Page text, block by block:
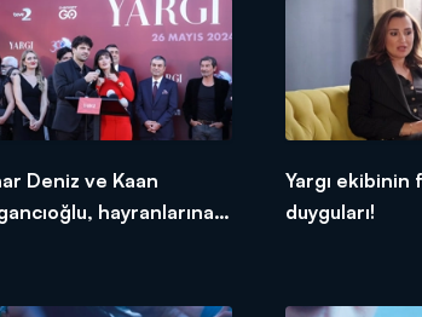
Deniz ve Kaan
hayranlarına
Yargı ekibinin
duyguları!